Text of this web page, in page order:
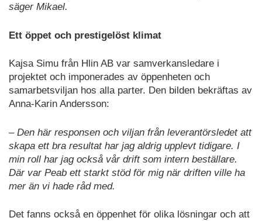
säger Mikael.
Ett öppet och prestigelöst klimat
Kajsa Simu från Hlin AB var samverkansledare i
projektet och imponerades av öppenheten och
samarbetsviljan hos alla parter. Den bilden bekräftas av
Anna-Karin Andersson:
– Den här responsen och viljan från leverantörsledet att
skapa ett bra resultat har jag aldrig upplevt tidigare. I
min roll har jag också vår drift som intern beställare.
Där var Peab ett starkt stöd för mig när driften ville ha
mer än vi hade råd med.
Det fanns också en öppenhet för olika lösningar och att